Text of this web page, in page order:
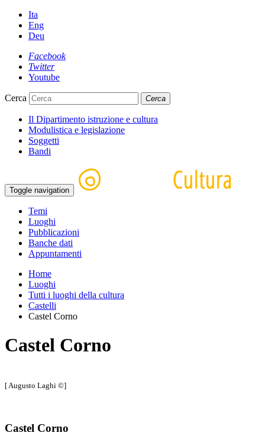
Ita
Eng
Deu
Facebook
Twitter
Youtube
Cerca Cerca
Il Dipartimento istruzione e cultura
Modulistica e legislazione
Soggetti
Bandi
Toggle navigation
Temi
Luoghi
Pubblicazioni
Banche dati
Appuntamenti
Home
Luoghi
Tutti i luoghi della cultura
Castelli
Castel Corno
Castel Corno
[ Augusto Laghi ©]
Castel Corno